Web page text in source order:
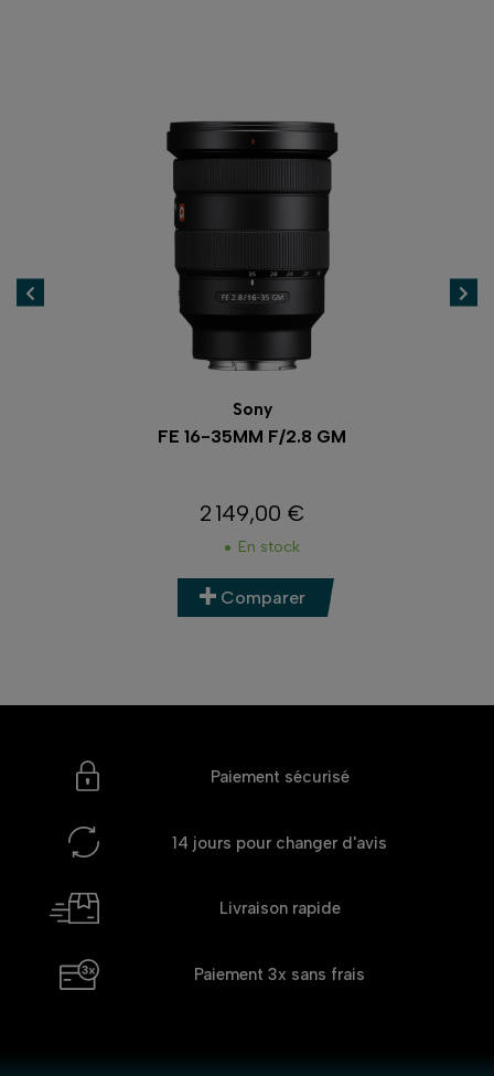
Sony
FE 16-35MM F/2.8 GM
Prix
2 149,00 €
En stock
Comparer
Paiement sécurisé
14 jours pour changer d'avis
Livraison rapide
Paiement 3x sans frais